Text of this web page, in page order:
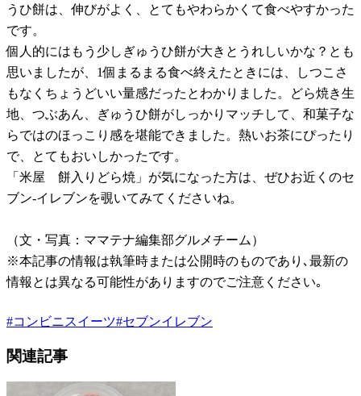
うひ餅は、伸びがよく、とてもやわらかくて食べやすかった
です。
個人的にはもう少しぎゅうひ餅が大きとうれしいかな？とも
思いましたが、1個まるまる食べ終えたときには、しつこさ
もなくちょうどいい量感だったとわかりました。どら焼き生
地、つぶあん、ぎゅうひ餅がしっかりマッチして、和菓子な
らではのほっこり感を堪能できました。熱いお茶にぴったり
で、とてもおいしかったです。
「米屋 餅入りどら焼」が気になった方は、ぜひお近くのセ
ブン-イレブンを覗いてみてくださいね。
（文・写真：ママテナ編集部グルメチーム）
※本記事の情報は執筆時または公開時のものであり､最新の
情報とは異なる可能性がありますのでご注意ください｡
#コンビニスイーツ#セブンイレブン
関連記事